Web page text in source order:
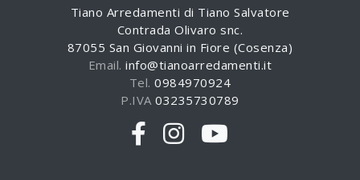
Tiano Arredamenti di Tiano Salvatore
Contrada Olivaro snc.
87055 San Giovanni in Fiore (Cosenza)
Email.info@tianoarredamenti.it
Tel.0984970924
P.IVA03235730789